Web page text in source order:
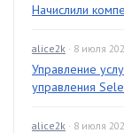
Начислили
alice2k · 8 июля
Управление
управления
alice2k · 8 июля